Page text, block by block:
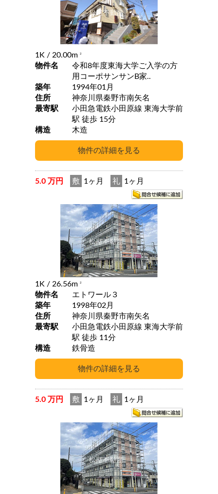
1K / 20.00m 2
物件名
令和8年度東海大学ご入学の方
用コーポサンサンB家..
築年
1994年01月
住所
神奈川県秦野市南矢名
最寄駅
小田急電鉄小田原線 東海大学前
駅 徒歩 15分
構造
木造
5.0 万円 敷 1ヶ月 礼 1ヶ月
1K / 26.56m 2
物件名
エトワール３
築年
1998年02月
住所
神奈川県秦野市南矢名
最寄駅
小田急電鉄小田原線 東海大学前
駅 徒歩 11分
構造
鉄骨造
5.0 万円 敷 1ヶ月 礼 1ヶ月